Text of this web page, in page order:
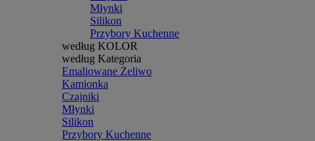
Młynki
Silikon
Przybory Kuchenne
według KOLOR
według Kategoria
Emaliowane Żeliwo
Kamionka
Czajniki
Młynki
Silikon
Przybory Kuchenne